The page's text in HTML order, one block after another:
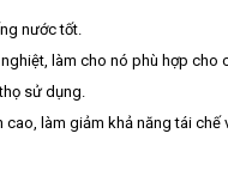
nước tốt.
làm cho nó phù hợp cho
sử dụng.
làm giảm khả năng tái chế